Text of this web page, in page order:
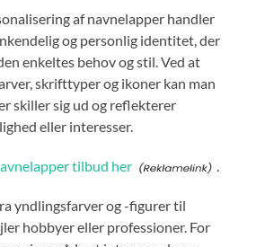
af navnelapper handler
og personlig identitet, der
enkeltes behov og stil. Ved at
skrifttyper og ikoner kan man
skiller sig ud og reflekterer
eller interesser.
tilbud her .
yndlingsfarver og -figurer til
hobbyer eller professioner. For